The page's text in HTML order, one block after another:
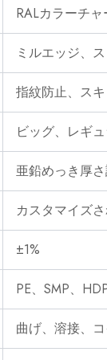
RALカラーチ
ミルエッジ、
指紋防止、ス
ビッグ、レギ
亜鉛めっき厚
カスタマイズ
±1%
PE、SMP、
曲げ、溶接、